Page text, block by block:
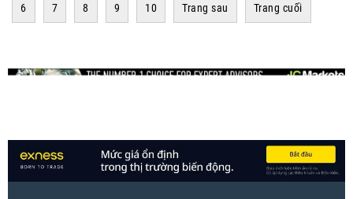
6 7 8 9 10 Trang sau Trang cuối